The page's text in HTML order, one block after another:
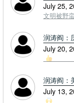
July 25,
文明被野
润涛阎：
July 20,
润涛阎：
July 13,